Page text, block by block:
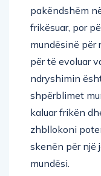
pakëndshëm
frikësuar, por
mundësinë për
për të evoluar
ndryshimin
shpërblimet
kaluar frikën
zhbllokoni
skenën për një
mundësi.